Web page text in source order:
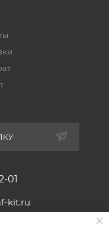
01
kit.ru
"Альтус"